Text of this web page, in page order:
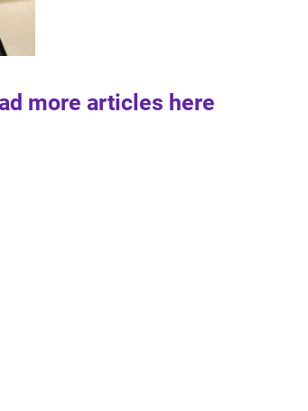
more articles here